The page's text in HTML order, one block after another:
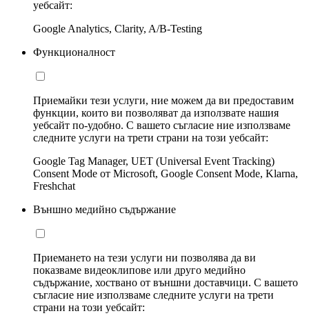
уебсайт:
Google Analytics, Clarity, A/B-Testing
Функционалност
Приемайки тези услуги, ние можем да ви предоставим
функции, които ви позволяват да използвате нашия
уебсайт по-удобно. С вашето съгласие ние използваме
следните услуги на трети страни на този уебсайт:
Google Tag Manager, UET (Universal Event Tracking)
Consent Mode от Microsoft, Google Consent Mode, Klarna,
Freshchat
Външно медийно съдържание
Приемането на тези услуги ни позволява да ви
показваме видеоклипове или друго медийно
съдържание, хоствано от външни доставчици. С вашето
съгласие ние използваме следните услуги на трети
страни на този уебсайт: